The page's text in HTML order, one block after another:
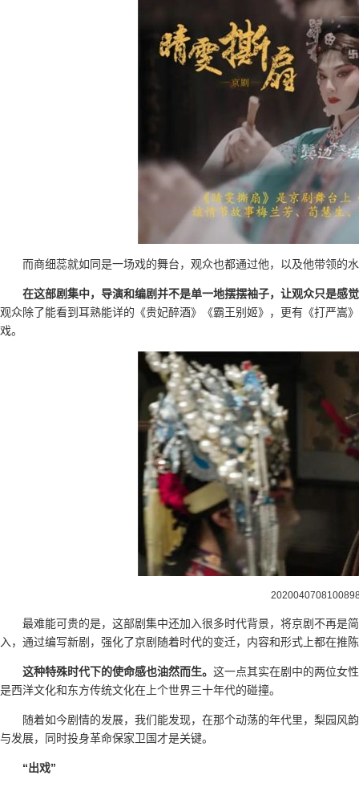
而商细蕊就如同是一场戏的舞台，观众也都通过他，以及他带领的
在这部剧集中，导演和编剧并不是单一地摆摆袖子，让观众只是感
观众除了能看到耳熟能详的《贵妃醉酒》《霸王别姬》，更有《打严嵩
戏。
最难能可贵的是，这部剧集中还加入很多时代背景，将京剧不再是
入，通过编写新剧，强化了京剧随着时代的变迁，内容和形式上都在推
这种特殊时代下的使命感也油然而生。 这一点其实在剧中的两位女
是西洋文化和东方传统文化在上个世界三十年代的碰撞。
随着如今剧情的发展，我们能发现，在那个动荡的年代里，梨园风
与发展，同时投身革命保家卫国才是关键。
“出戏”